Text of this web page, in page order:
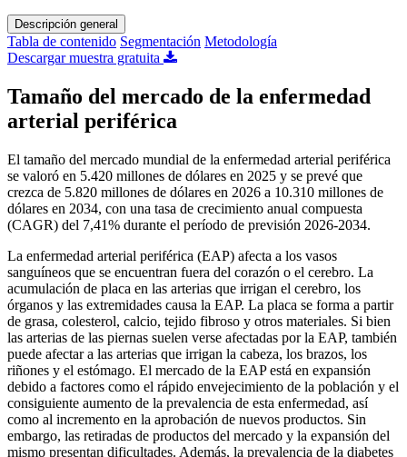
Descripción general
Tabla de contenido Segmentación Metodología
Descargar muestra gratuita
Tamaño del mercado de la enfermedad
arterial periférica
El tamaño del mercado mundial de la enfermedad arterial periférica
se valoró en 5.420 millones de dólares en 2025 y se prevé que
crezca de 5.820 millones de dólares en 2026 a 10.310 millones de
dólares en 2034, con una tasa de crecimiento anual compuesta
(CAGR) del 7,41% durante el período de previsión 2026-2034.
La enfermedad arterial periférica (EAP) afecta a los vasos
sanguíneos que se encuentran fuera del corazón o el cerebro. La
acumulación de placa en las arterias que irrigan el cerebro, los
órganos y las extremidades causa la EAP. La placa se forma a partir
de grasa, colesterol, calcio, tejido fibroso y otros materiales. Si bien
las arterias de las piernas suelen verse afectadas por la EAP, también
puede afectar a las arterias que irrigan la cabeza, los brazos, los
riñones y el estómago. El mercado de la EAP está en expansión
debido a factores como el rápido envejecimiento de la población y el
consiguiente aumento de la prevalencia de esta enfermedad, así
como al incremento en la aprobación de nuevos productos. Sin
embargo, las retiradas de productos del mercado y la expansión del
mismo presentan dificultades. Además, la prevalencia de la diabetes